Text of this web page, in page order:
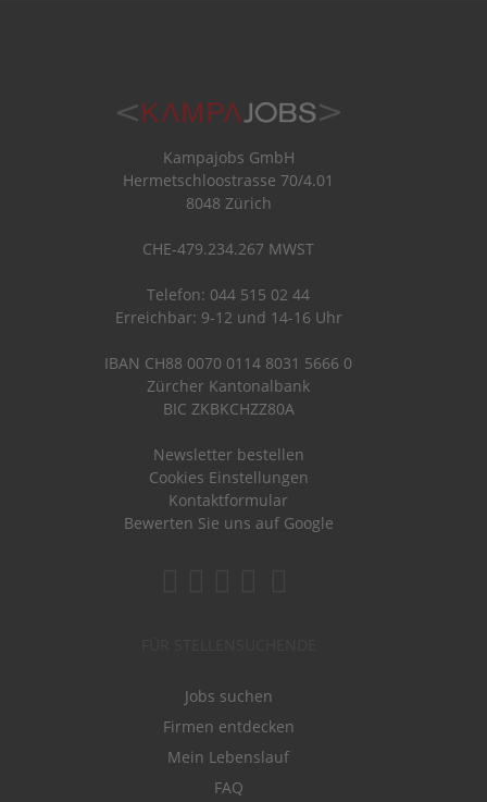
Kampajobs GmbH
Hermetschloostrasse 70/4.01
8048 Zürich
CHE-479.234.267 MWST
Telefon: 044 515 02 44
Erreichbar: 9-12 und 14-16 Uhr
IBAN CH88 0070 0114 8031 5666 0
Zürcher Kantonalbank
BIC ZKBKCHZZ80A
Newsletter bestellen
Cookies Einstellungen
Kontaktformular
Bewerten Sie uns auf Google
Jobs suchen
Firmen entdecken
Mein Lebenslauf
FAQ